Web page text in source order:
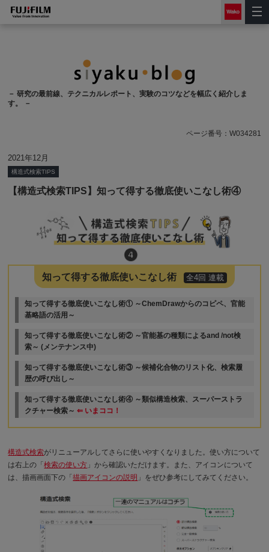
－ 研究の最前線、テクニカルレポート、実験のコツなどを幅広く紹介しま
す。 －
ページ番号： W034281
2021年12月
構造式検索TIPS
【構造式検索TIPS】知って得する徹底使いこなし術④
知って得する徹底使いこなし術 全4回 連載
知って得する徹底使いこなし術① ～ChemDrawからのコピペ、官能
基略語の活用～
知って得する徹底使いこなし術② ～官能基の種類によるand /not検
索～ (メンテナンス中)
知って得する徹底使いこなし術③ ～候補化合物のリスト化、検索履
歴の呼び出し～
知って得する徹底使いこなし術④ ～類似構造検索、スーパーストラ
クチャー検索～⇐ いまココ！
構造式検索がリニューアルしてさらに使いやすくなりました。使い方について
は右上の「検索の使い方 」から確認いただけます。また、アイコンについて
は、描画画面下の「描画アイコンの説明 」をぜひ参考にしてみてください。